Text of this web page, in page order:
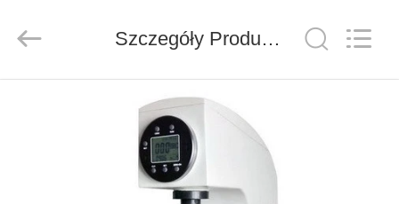
PRODUKTY
Rights
Reserved.
ECER
Szczegóły Produktu